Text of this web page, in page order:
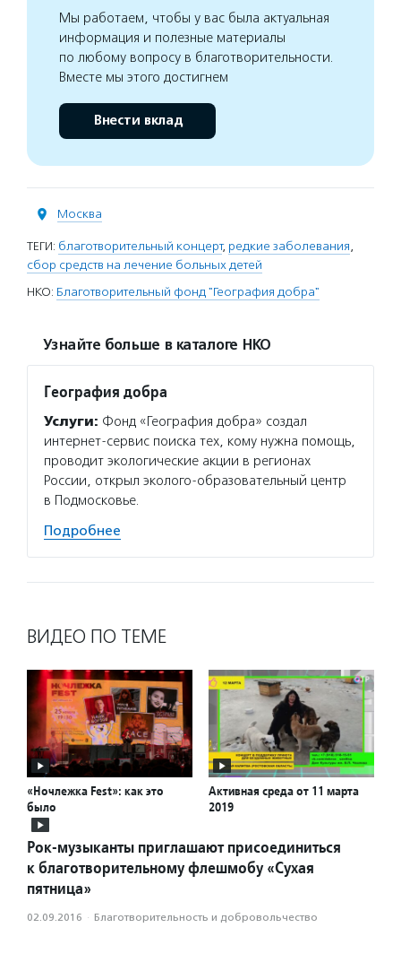
Мы работаем, чтобы у вас была актуальная
информация и полезные материалы
по любому вопросу в благотворительности.
Вместе мы этого достигнем
Внести вклад
Москва
ТЕГИ: благотворительный концерт, редкие заболевания,
сбор средств на лечение больных детей
НКО: Благотворительный фонд "География добра"
Узнайте больше в каталоге НКО
География добра
Услуги: Фонд «География добра» создал
интернет-сервис поиска тех, кому нужна помощь,
проводит экологические акции в регионах
России, открыл эколого-образовательный центр
в Подмосковье.
Подробнее
ВИДЕО ПО ТЕМЕ
«Ночлежка Fest»: как это
было
Активная среда от 11 марта
2019
Рок-музыканты приглашают присоединиться
к благотворительному флешмобу «Сухая
пятница»
02.09.2016 · Благотвори­тель­ность и доброволь­чест­во